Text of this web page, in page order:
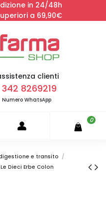
in 24/48h
a 69,90€
clienti
342 8269219
Numero WhatsApp
0
e transito
Le Dieci Erbe Colon